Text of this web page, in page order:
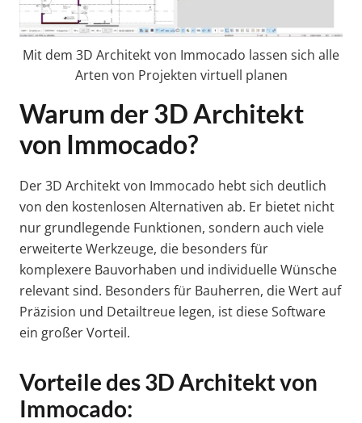
Mit dem 3D Architekt von Immocado lassen sich alle
Arten von Projekten virtuell planen
Warum der 3D Architekt
von Immocado?
Der 3D Architekt von Immocado hebt sich deutlich
von den kostenlosen Alternativen ab. Er bietet nicht
nur grundlegende Funktionen, sondern auch viele
erweiterte Werkzeuge, die besonders für
komplexere Bauvorhaben und individuelle Wünsche
relevant sind. Besonders für Bauherren, die Wert auf
Präzision und Detailtreue legen, ist diese Software
ein großer Vorteil.
Vorteile des 3D Architekt von
Immocado: